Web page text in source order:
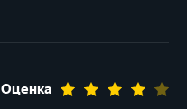
Оценка